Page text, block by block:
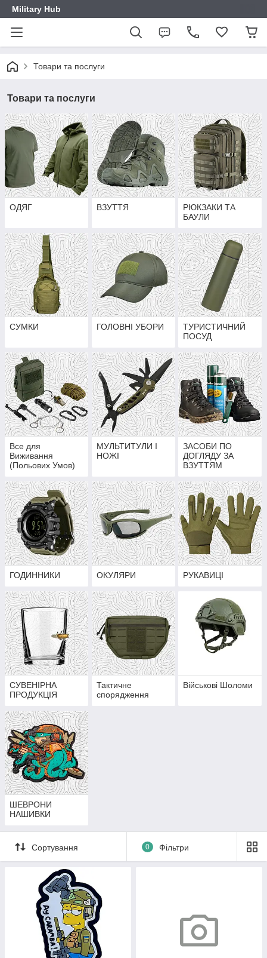
Military Hub
Товари та послуги
Товари та послуги
ОДЯГ ВЗУТТЯ
РЮКЗАКИ ТА
БАУЛИ
СУМКИ ГОЛОВНІ УБОРИ
ТУРИСТИЧНИЙ
ПОСУД
Все для
Виживання
(Польових Умов)
МУЛЬТИТУЛИ І
НОЖІ
ЗАСОБИ ПО
ДОГЛЯДУ ЗА
ВЗУТТЯМ
ГОДИННИКИ ОКУЛЯРИ РУКАВИЦІ
СУВЕНІРНА
ПРОДУКЦІЯ
Тактичне
спорядження
Військові Шоломи
ШЕВРОНИ
НАШИВКИ
Сортування 0 Фільтри